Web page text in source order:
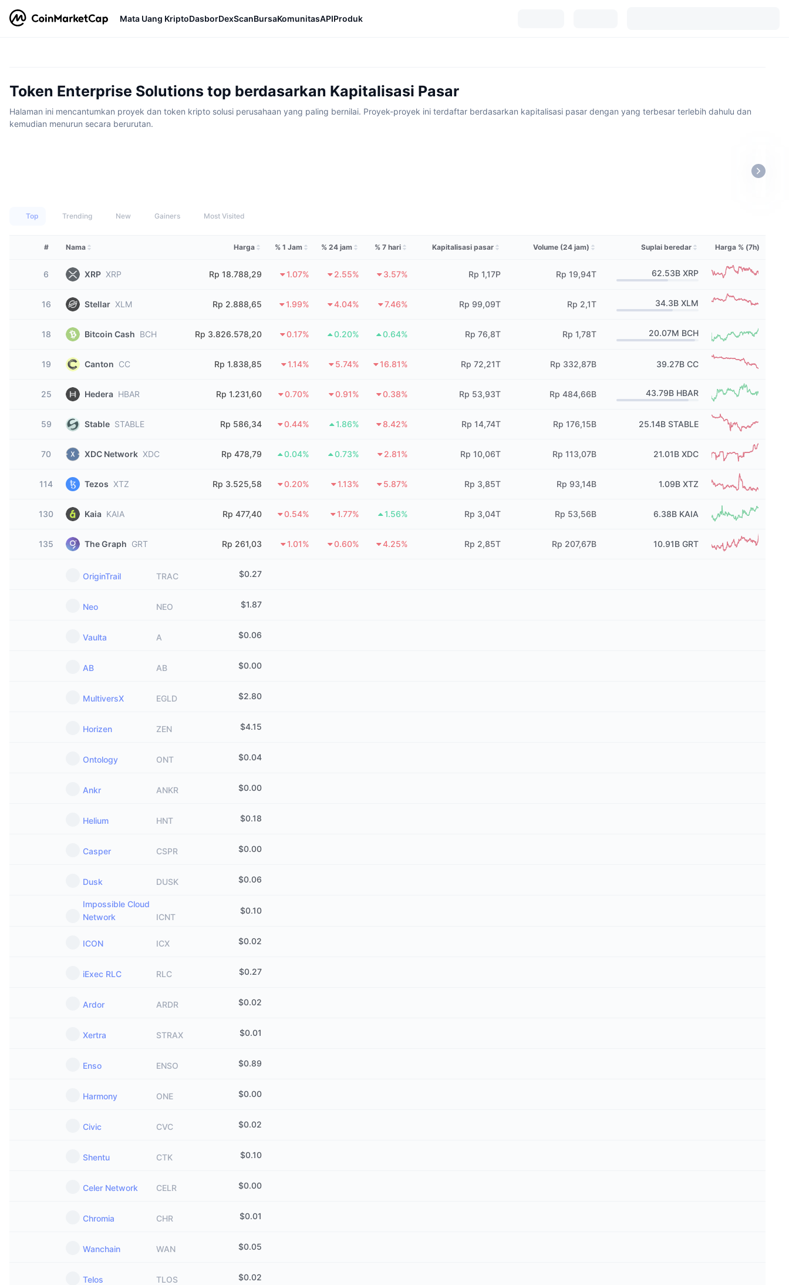
Mata Uang KriptoDasborDexScanBursaKomunitasAPIProduk
Token Enterprise Solutions top berdasarkan Kapitalisasi Pasar
Halaman ini mencantumkan proyek dan token kripto solusi perusahaan yang paling bernilai. Proyek-proyek ini terdaftar berdasarkan kapitalisasi pasar dengan yang terbesar terlebih dahulu dan
kemudian menurun secara berurutan.
Top Trending New Gainers Most Visited
# Nama Harga % 1 Jam % 24 jam % 7 hari Kapitalisasi pasar Volume (24 jam) Suplai beredar Harga % (7h)
6 XRP XRP Rp 18.788,29 1.07% 2.55% 3.57% Rp 1,17P Rp 19,94T 62.53B XRP
16 Stellar XLM Rp 2.888,65 1.99% 4.04% 7.46% Rp 99,09T Rp 2,1T 34.3B XLM
18 Bitcoin Cash BCH Rp 3.826.578,20 0.17% 0.20% 0.64% Rp 76,8T Rp 1,78T 20.07M BCH
19 Canton CC Rp 1.838,85 1.14% 5.74% 16.81% Rp 72,21T Rp 332,87B 39.27B CC
25 Hedera HBAR Rp 1.231,60 0.70% 0.91% 0.38% Rp 53,93T Rp 484,66B 43.79B HBAR
59 Stable STABLE Rp 586,34 0.44% 1.86% 8.42% Rp 14,74T Rp 176,15B 25.14B STABLE
70 XDC Network XDC Rp 478,79 0.04% 0.73% 2.81% Rp 10,06T Rp 113,07B 21.01B XDC
114 Tezos XTZ Rp 3.525,58 0.20% 1.13% 5.87% Rp 3,85T Rp 93,14B 1.09B XTZ
130 Kaia KAIA Rp 477,40 0.54% 1.77% 1.56% Rp 3,04T Rp 53,56B 6.38B KAIA
135 The Graph GRT Rp 261,03 1.01% 0.60% 4.25% Rp 2,85T Rp 207,67B 10.91B GRT
OriginTrail TRAC $0.27
Neo NEO $1.87
Vaulta A $0.06
AB AB $0.00
MultiversX EGLD $2.80
Horizen ZEN $4.15
Ontology ONT $0.04
Ankr ANKR $0.00
Helium HNT $0.18
Casper CSPR $0.00
Dusk DUSK $0.06
Impossible Cloud
Network
ICNT
$0.10
ICON ICX $0.02
iExec RLC RLC $0.27
Ardor ARDR $0.02
Xertra STRAX $0.01
Enso ENSO $0.89
Harmony ONE $0.00
Civic CVC $0.02
Shentu CTK $0.10
Celer Network CELR $0.00
Chromia CHR $0.01
Wanchain WAN $0.05
Telos TLOS $0.02